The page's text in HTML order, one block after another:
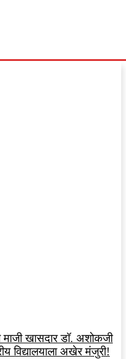
माजी खासदार डॉ. अशोकजी
विद्यालयाला अखेर मंजुरी!